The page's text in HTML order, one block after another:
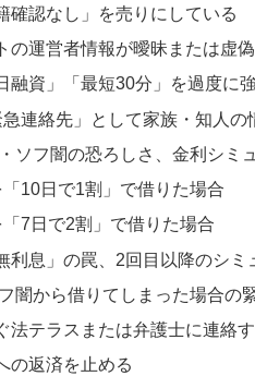
確認なし」を売りにしている
の運営者情報が曖昧または虚偽
融資」「最短30分」を過度に
連絡先」として家族・知人の
ソフ闇の恐ろしさ、金利シミ
10日で1割」で借りた場合
7日で2割」で借りた場合
利息」の罠、2回目以降のシミ
闇から借りてしまった場合の
法テラスまたは弁護士に連絡
の返済を止める